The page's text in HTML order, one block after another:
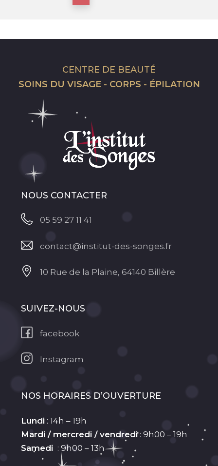
CENTRE DE BEAUTÉ
SOINS DU VISAGE - CORPS - ÉPILATION
NOUS CONTACTER
05 59 27 11 41
contact@institut-des-songes.fr
10 Rue de la Plaine, 64140 Billère
SUIVEZ-NOUS
facebook
Instagram
NOS HORAIRES D’OUVERTURE
Lundi: 14h – 19h
Mardi / mercredi / vendredi: 9h00 – 19h
Samedi : 9h00 – 13h